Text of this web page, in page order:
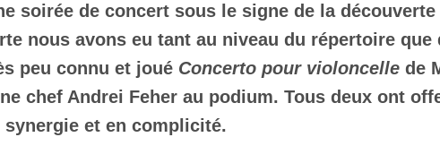
soirée de concert sous le signe de la
nous avons eu tant au niveau du répertoire
peu connu et joué Concerto pour violoncelle de
chef Andrei Feher au podium. Tous deux ont
et en complicité.